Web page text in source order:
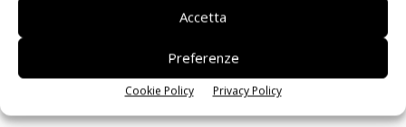
Accetta
Preferenze
Cookie Policy Privacy Policy
ISCRIVITI ALLA NEWSLETTER